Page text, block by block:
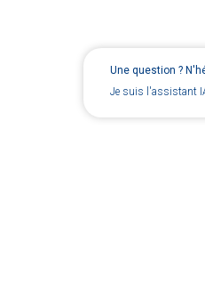
Une question ?
Je suis l'assistant